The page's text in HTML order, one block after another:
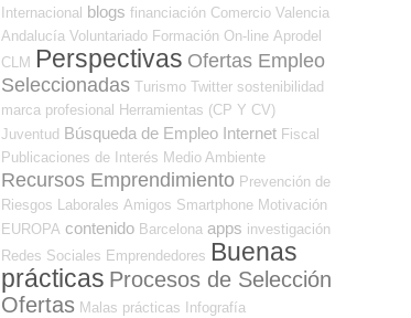
Internacional blogs financiación Comercio Valencia
Andalucía Voluntariado Formación On-line Aprodel
CLM Perspectivas Ofertas Empleo
Seleccionadas Turismo Twitter sostenibilidad
marca profesional
Herramientas (CP Y CV)
Juventud Búsqueda de Empleo Internet Fiscal
Publicaciones de Interés Medio Ambiente
Recursos Emprendimiento Prevención de
Riesgos Laborales Amigos Smartphone Motivación
EUROPA contenido Barcelona apps investigación
Redes Sociales Emprendedores Buenas
prácticas Procesos de Selección
Ofertas Malas prácticas
Infografía